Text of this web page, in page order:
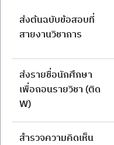
ส่งต้นฉบับข้อสอบที่
สายงานวิชาการ
ส่งรายชื่อนักศึกษา
เพื่อถอนรายวิชา (ติด
W)
สำรวจความคิดเห็น